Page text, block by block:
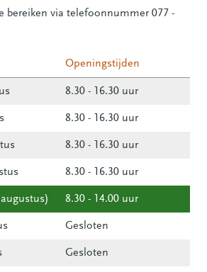
bereiken via telefoonnummer 077 -
Openingstijden
8.30 - 16.30 uur
8.30 - 16.30 uur
8.30 - 16.30 uur
8.30 - 16.30 uur
8.30 - 14.00 uur
Gesloten
Gesloten